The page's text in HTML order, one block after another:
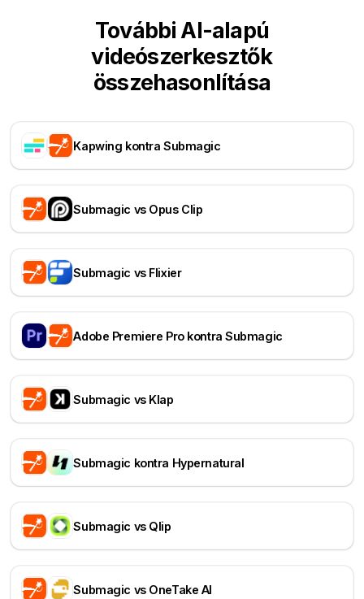
További AI-alapú
videószerkesztők
összehasonlítása
Kapwing kontra Submagic
Submagic vs Opus Clip
Submagic vs Flixier
Adobe Premiere Pro kontra Submagic
Submagic vs Klap
Submagic kontra Hypernatural
Submagic vs Qlip
Submagic vs OneTake AI